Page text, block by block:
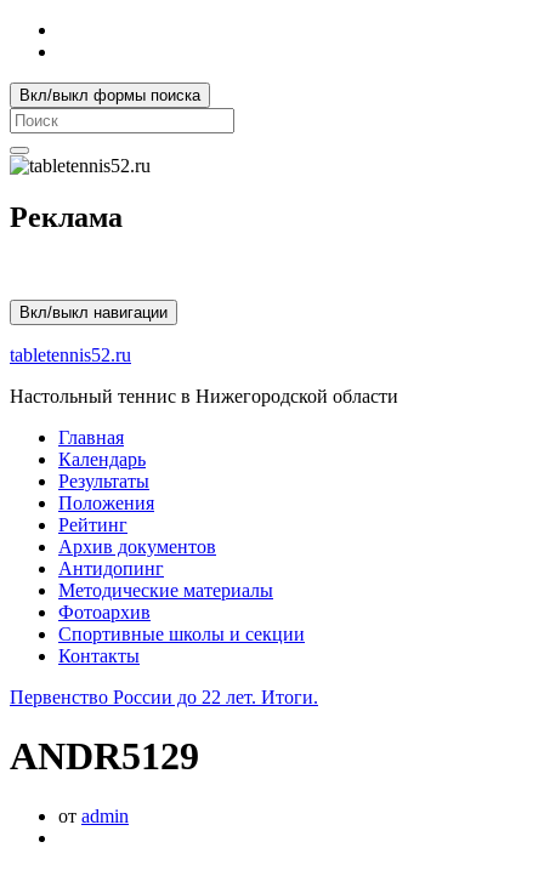
Вкл/выкл формы поиска
Search
for:
Реклама
Вкл/выкл навигации
tabletennis52.ru
Настольный теннис в Нижегородской области
Главная
Календарь
Результаты
Положения
Рейтинг
Архив документов
Антидопинг
Методические материалы
Фотоархив
Спортивные школы и секции
Контакты
Первенство России до 22 лет. Итоги.
ANDR5129
от admin